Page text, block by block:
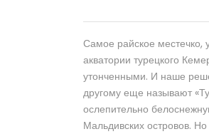
Самое райское местечко,
акватории турецкого
утонченными. И наше
другому еще называют
ослепительно
Мальдивских островов.